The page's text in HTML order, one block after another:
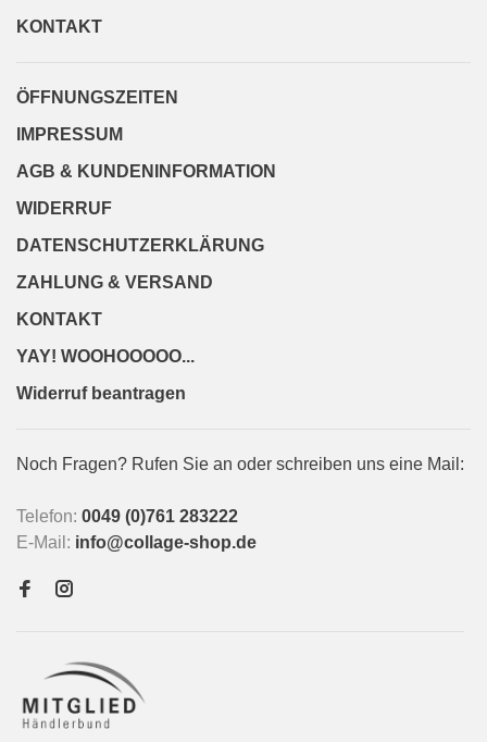
KONTAKT
ÖFFNUNGSZEITEN
IMPRESSUM
AGB & KUNDENINFORMATION
WIDERRUF
DATENSCHUTZERKLÄRUNG
ZAHLUNG & VERSAND
KONTAKT
YAY! WOOHOOOOO...
Widerruf beantragen
Noch Fragen? Rufen Sie an oder schreiben uns eine Mail:
Telefon: 0049 (0)761 283222
E-Mail: info@collage-shop.de